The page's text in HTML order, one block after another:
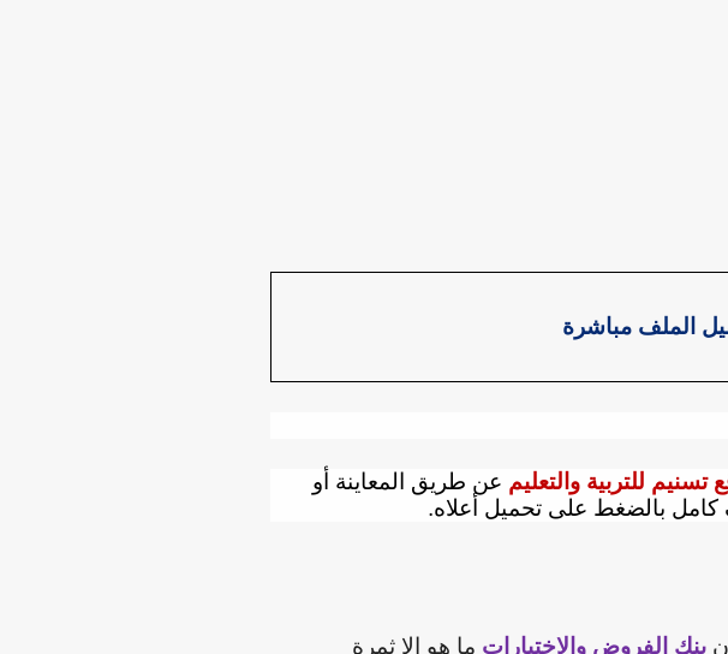
الملف مباشرة
تسنيم للتربية والتعليم عن طريق المعاينة أو
بالضغط على تحميل أعلاه.
بنك الفروض والاختبارات ما هو إلا ثمرة